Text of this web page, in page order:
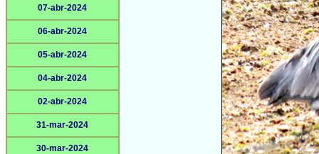
07-abr-2024
06-abr-2024
05-abr-2024
04-abr-2024
02-abr-2024
31-mar-2024
30-mar-2024